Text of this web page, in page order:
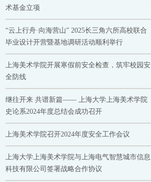
术基金立项
“云上行舟·向海营山” 2025长三角六所高校联合
毕业设计开营暨基地调研活动顺利举行
上海美术学院开展寒假前安全检查，筑牢校园安
全防线
继往开来 共谱新篇—— 上海大学上海美术学院
史论系2024年度总结会成功召开
上海美术学院召开2024年度安全工作会议
上海大学上海美术学院与上海电气智慧城市信息
科技有限公司签署战略合作协议